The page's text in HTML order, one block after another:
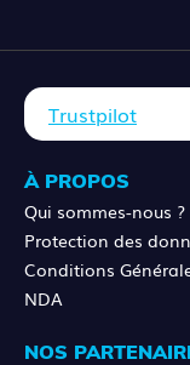
Trustpilot
À PROPOS
Qui sommes-nous ?
Protection des
Conditions
NDA
NOS